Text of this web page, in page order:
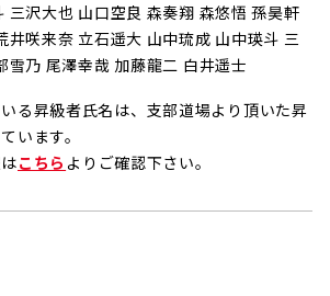
三沢大也 山口空良 森奏翔 森悠悟 孫昊軒
井咲来奈 立石遥大 山中琉成 山中瑛斗 三
雪乃 尾澤幸哉 加藤龍二 白井遥士
る昇級者氏名は、支部道場より頂いた昇
います。
こちら よりご確認下さい。